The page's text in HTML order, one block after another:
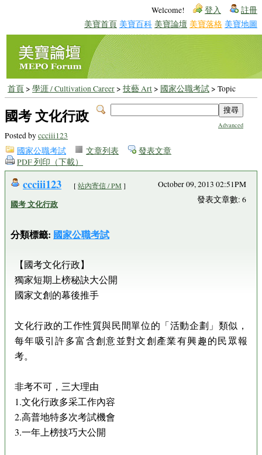
Welcome! 登入 註冊
美寶首頁 美寶百科 美寶論壇 美寶落格 美寶地圖
首頁> 學涯 / Cultivation Career> 技藝 Art> 國家公職考試> Topic
Advanced
國考 文化行政
Posted byccciii123
國家公職考試
文章列表
發表文章
PDF 列印（下載）
ccciii123 [站內寄信 / PM ]
國考 文化行政
分類標籤: 國家公職考試
October 09, 2013 02:51PM
發表文章數: 6
【國考文化行政】
獨家短期上榜秘訣大公開
國家文創的幕後推手
文化行政的工作性質與民間單位的「活動企劃」類似，
每年吸引許多富含創意並對文創產業有興趣的民眾報
考。
非考不可，三大理由
1.文化行政多采工作內容
2.高普地特多次考試機會
3.一年上榜技巧大公開